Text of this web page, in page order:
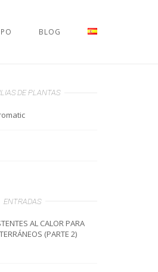
BLOG
DE PLANTAS
ENTRADAS
AL CALOR PARA
(PARTE 2)